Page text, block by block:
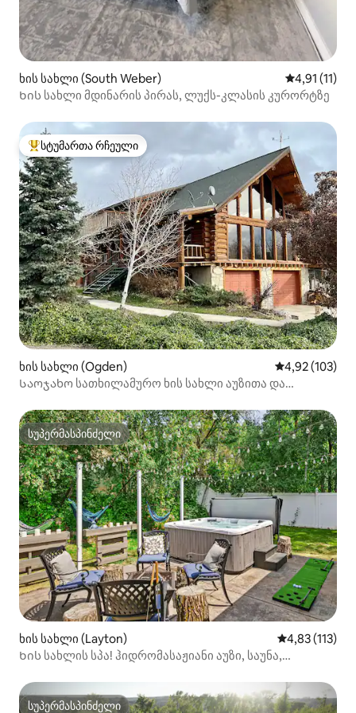
ხის სახლი (South Weber) საშუალო
4,91 (11)
Ხის სახლი მდინარის პირას, ლუქს-კლასის კურორტზე
სტუმართა რჩეული მოწინავე ვარიანტი
სტუმართა რჩეული
ხის სახლი (Ogden) საშუალო
4,92 (103)
Საოჯახო სათხილამურო ხის სახლი აუზითა და
სუპერმასპინძელი
სუპერმასპინძელი
ხის სახლი (Layton) საშუალო
4,83 (113)
Ხის სახლის სპა! ჰიდრომასაჟიანი აუზი, საუნა,
სუპერმასპინძელი